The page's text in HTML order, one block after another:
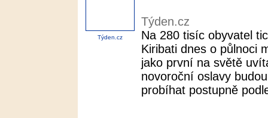
Týden.cz
Týden.cz
Na 280 tisíc obyvatel
Kiribati dnes o půlnoci
jako první na světě
novoroční oslavy
probíhat postupně